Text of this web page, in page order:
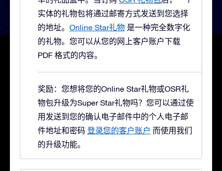
实体的礼物包将通过邮寄方式发送到您选择
的地址。 Online Star礼物 是一种完全数字化
的礼物。您可以从您的网上客户账户下载
PDF 格式的内容。
奖励：您想将您的Online Star礼物或OSR礼
物包升级为Super Star礼物吗？ 您可以通过使
用发送到您的确认电子邮件中的个人电子邮
件地址和密码 登录您的客户账户 而使用我们
的升级功能。